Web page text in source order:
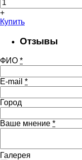
+
Купить
Отзывы
ФИО *
E-mail *
Город
Ваше мнение *
Галерея